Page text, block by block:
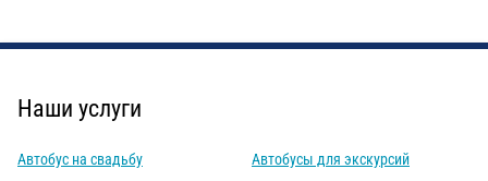
Наши услуги
Автобус на свадьбу
Автобусы для экскурсий